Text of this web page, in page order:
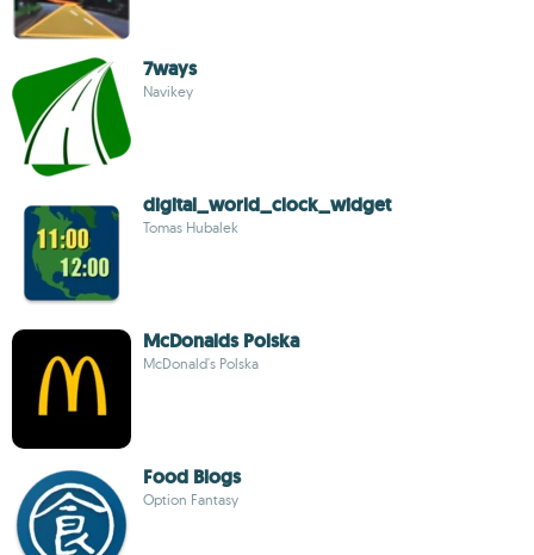
7ways
Navikey
digital_world_clock_widget
Tomas Hubalek
McDonalds Polska
McDonald's Polska
Food Blogs
Option Fantasy